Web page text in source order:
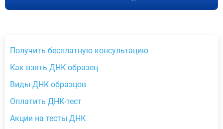
Получить бесплатную консультацию
Как взять ДНК образец
Виды ДНК образцов
Оплатить ДНК-тест
Акции на тесты ДНК